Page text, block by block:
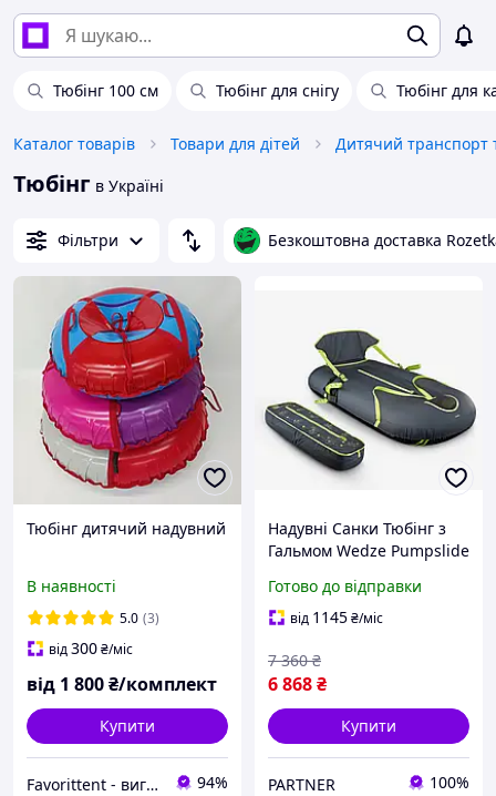
Тюбінг 100 см Тюбінг для снігу Тюбінг для
Каталог товарів Товари для дітей Дитячий транспорт
Тюбінг в Україні
Фільтри Безкоштовна доставка
Тюбінг дитячий надувний
В наявності
5.0 (3)
від300₴/міс
від 1 800₴/комплект
Купити
Favorittent - виготовимо безкаркасні меблі, тюбінги, м'які вікна, тенти. 94%
Надувні Санки Тюбінг з
Гальмом Wedze Pumpslide
Сірий
Готово до відправки
від 1145₴/міс
6 868₴
7 360 ₴
Купити
PARTNER 100%